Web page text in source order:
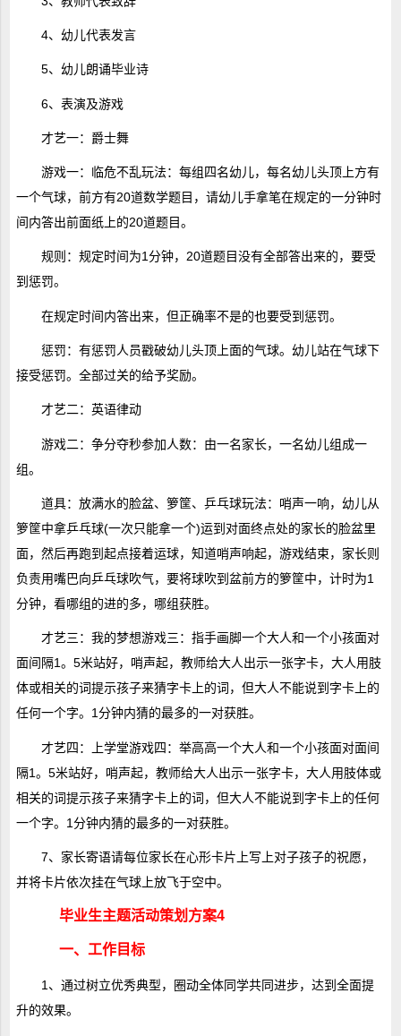
4、幼儿代表发言
5、幼儿朗诵毕业诗
6、表演及游戏
才艺一：爵士舞
游戏一：临危不乱玩法：每组四名幼儿，每名幼儿头顶上方有
一个气球，前方有20道数学题目，请幼儿手拿笔在规定的一分钟时
间内答出前面纸上的20道题目。
规则：规定时间为1分钟，20道题目没有全部答出来的，要受
到惩罚。
在规定时间内答出来，但正确率不是的也要受到惩罚。
惩罚：有惩罚人员戳破幼儿头顶上面的气球。幼儿站在气球下
接受惩罚。全部过关的给予奖励。
才艺二：英语律动
游戏二：争分夺秒参加人数：由一名家长，一名幼儿组成一
组。
道具：放满水的脸盆、箩筐、乒乓球玩法：哨声一响，幼儿从
箩筐中拿乒乓球(一次只能拿一个)运到对面终点处的家长的脸盆里
面，然后再跑到起点接着运球，知道哨声响起，游戏结束，家长则
负责用嘴巴向乒乓球吹气，要将球吹到盆前方的箩筐中，计时为1
分钟，看哪组的进的多，哪组获胜。
才艺三：我的梦想游戏三：指手画脚一个大人和一个小孩面对
面间隔1。5米站好，哨声起，教师给大人出示一张字卡，大人用肢
体或相关的词提示孩子来猜字卡上的词，但大人不能说到字卡上的
任何一个字。1分钟内猜的最多的一对获胜。
才艺四：上学堂游戏四：举高高一个大人和一个小孩面对面间
隔1。5米站好，哨声起，教师给大人出示一张字卡，大人用肢体或
相关的词提示孩子来猜字卡上的词，但大人不能说到字卡上的任何
一个字。1分钟内猜的最多的一对获胜。
7、家长寄语请每位家长在心形卡片上写上对子孩子的祝愿，
并将卡片依次挂在气球上放飞于空中。
毕业生主题活动策划方案4
一、工作目标
1、通过树立优秀典型，圈动全体同学共同进步，达到全面提
升的效果。